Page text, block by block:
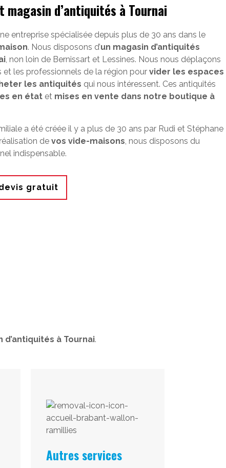
magasin d’antiquités à Tournai
entreprise spécialisée depuis plus de 30 ans dans le
. Nous disposons d’un magasin d’antiquités
, non loin de Bernissart et Lessines. Nous nous déplaçons
et les professionnels de la région pourvider les espaces
les antiquités qui nous intéressent. Ces antiquités
en état et mises en vente dans notre boutique à
a été créée il y a plus de 30 ans par Rudi et Stéphane
devos vide-maisons, nous disposons du
indispensable.
gratuit
d’antiquités à Tournai.
Autres services